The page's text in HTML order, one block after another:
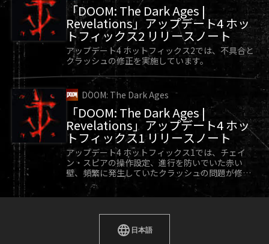
「DOOM: The Dark Ages |
Revelations」アップデート4 ホッ
トフィックス2 リリースノート
アップデート4 ホットフィックス2では、不具合と
クラッシュの修正を実施しています。
DOOM: The Dark Ages
「DOOM: The Dark Ages |
Revelations」アップデート4 ホッ
トフィックス1 リリースノート
アップデート4 ホットフィックス1では、チェイ
ン・スピアの操作設定、進行を防いでいた赤い
壁、頻繁に発生していたクラッシュの問題が修正
されています。
日本語